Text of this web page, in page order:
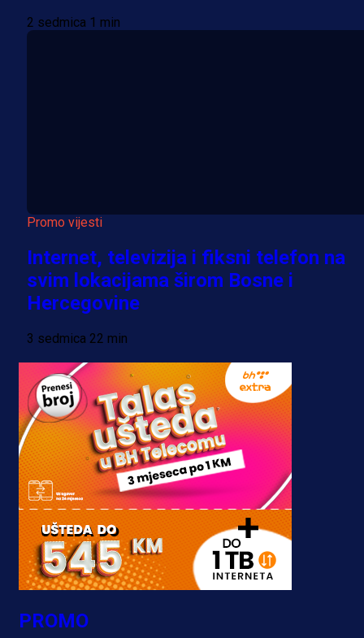
2 sedmica 1 min
Promo vijesti
Internet, televizija i fiksni telefon na
svim lokacijama širom Bosne i
Hercegovine
3 sedmica 22 min
PROMO